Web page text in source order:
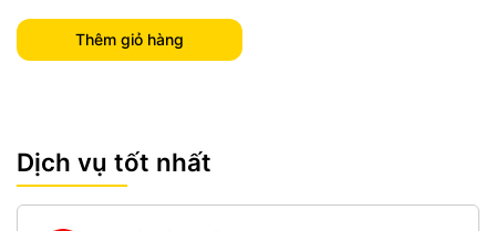
Thêm giỏ hàng
Dịch vụ tốt nhất